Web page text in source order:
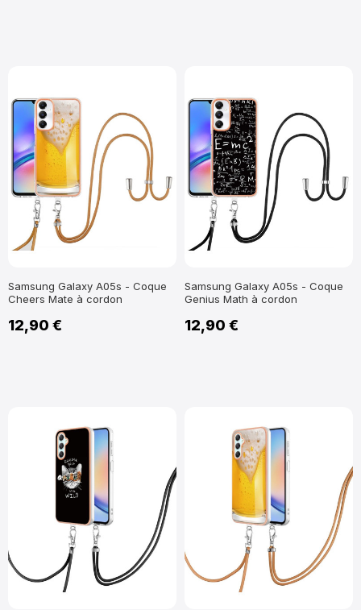
Samsung Galaxy A05s - Coque
Cheers Mate à cordon
12,90 €
Samsung Galaxy A05s - Coque
Genius Math à cordon
12,90 €